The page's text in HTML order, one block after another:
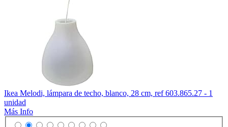
Ikea Melodi, lámpara de techo, blanco, 28 cm, ref 603.865.27 - 1
unidad
Más Info